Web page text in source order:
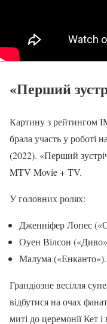
«Перший
Картину з рейтингом
брала участь у роботі
(2022). «Перший
MTV Movie + TV.
У головних ролях:
Дженніфер Лопес
Оуен Вілсон
Малума («Енканто»).
Грандіозне весілля
відбутися на очах
миті до церемонії Кет і